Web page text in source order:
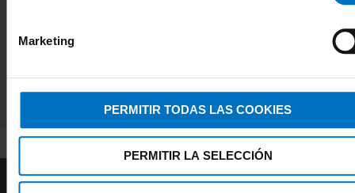
Marketing
PERMITIR TODAS LAS COOKIES
PERMITIR LA SELECCIÓN
¡SUSCRÍBETE AHORA!